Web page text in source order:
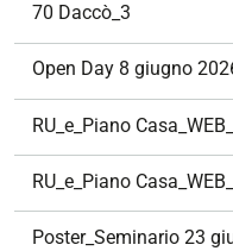
70 Daccò_3
Open Day 8 giugno
RU_e_Piano
RU_e_Piano
Poster_Seminario 23